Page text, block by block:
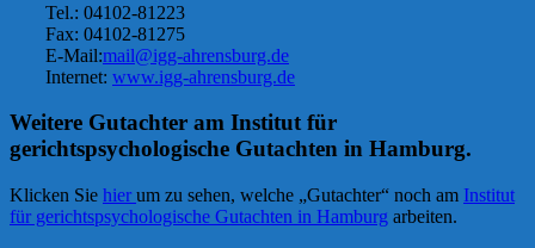
Tel.: 04102-81223
Fax: 04102-81275
E-Mail:mail@igg-ahrensburg.de
Internet: www.igg-ahrensburg.de
Weitere Gutachter am Institut für
gerichtspsychologische Gutachten in Hamburg.
Klicken Sie hier um zu sehen, welche „Gutachter“ noch am Institut
für gerichtspsychologische Gutachten in Hamburg arbeiten.